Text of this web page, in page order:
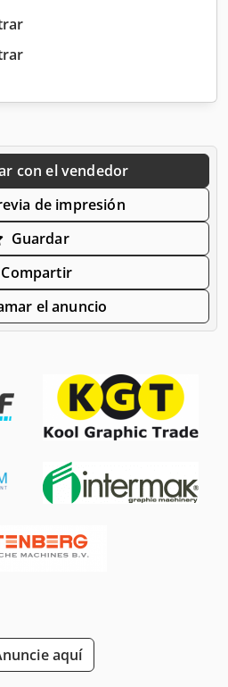
con el vendedor
de impresión
Guardar
Compartir
el anuncio
aquí